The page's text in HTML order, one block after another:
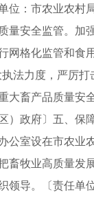
位：市农业农
量安全监管。
格化监管和食
法力度，严厉
大畜产品质量
）政府〕五、
公室设在市农
畜牧业高质量
领导。〔责任